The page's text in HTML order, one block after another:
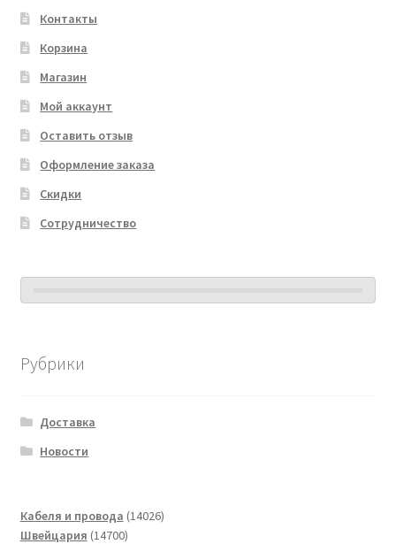
Контакты
Корзина
Магазин
Мой аккаунт
Оставить отзыв
Оформление заказа
Скидки
Сотрудничество
Рубрики
Доставка
Новости
Кабеля и провода 1402614026
Швейцария 1470014700